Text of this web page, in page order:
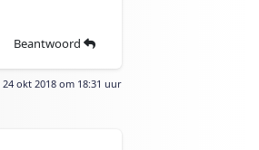
Beantwoord
okt 2018 om 18:31 uur